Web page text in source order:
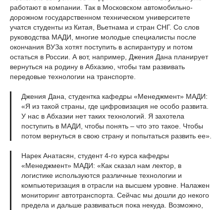
работают в компании. Так в Московском автомобильно-
дорожном государственном техническом университете
учатся студенты из Китая, Вьетнама и стран СНГ. Со слов
руководства МАДИ, многие молодые специалисты после
окончания ВУЗа хотят поступить в аспирантуру и потом
остаться в России. А вот, например, Джения Дана планирует
вернуться на родину в Абхазию, чтобы там развивать
передовые технологии на транспорте.
Джения Дана, студентка кафедры «Менеджмент» МАДИ:
«Я из такой страны, где цифровизация не особо развита.
У нас в Абхазии нет таких технологий. Я захотела
поступить в МАДИ, чтобы понять – что это такое. Чтобы
потом вернуться в свою страну и попытаться развить ее».
Нарек Анатасян, студент 4-го курса кафедры
«Менеджмент» МАДИ: «Как сказал нам лектор, в
логистике используются различные технологии и
компьютеризация в отрасли на высшем уровне. Налажен
мониторинг автотранспорта. Сейчас мы дошли до некого
предела и дальше развиваться пока некуда. Возможно,